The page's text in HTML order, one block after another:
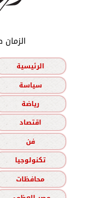
الرئيسية
سياسة
رياضة
اقتصاد
فن
تكنولوجيا
محافظات